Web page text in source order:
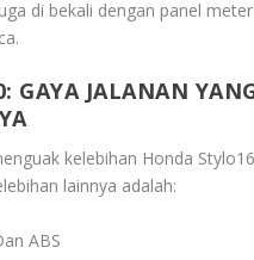
di bekali dengan panel
GAYA JALANAN
kelebihan Honda
lainnya adalah:
ABS